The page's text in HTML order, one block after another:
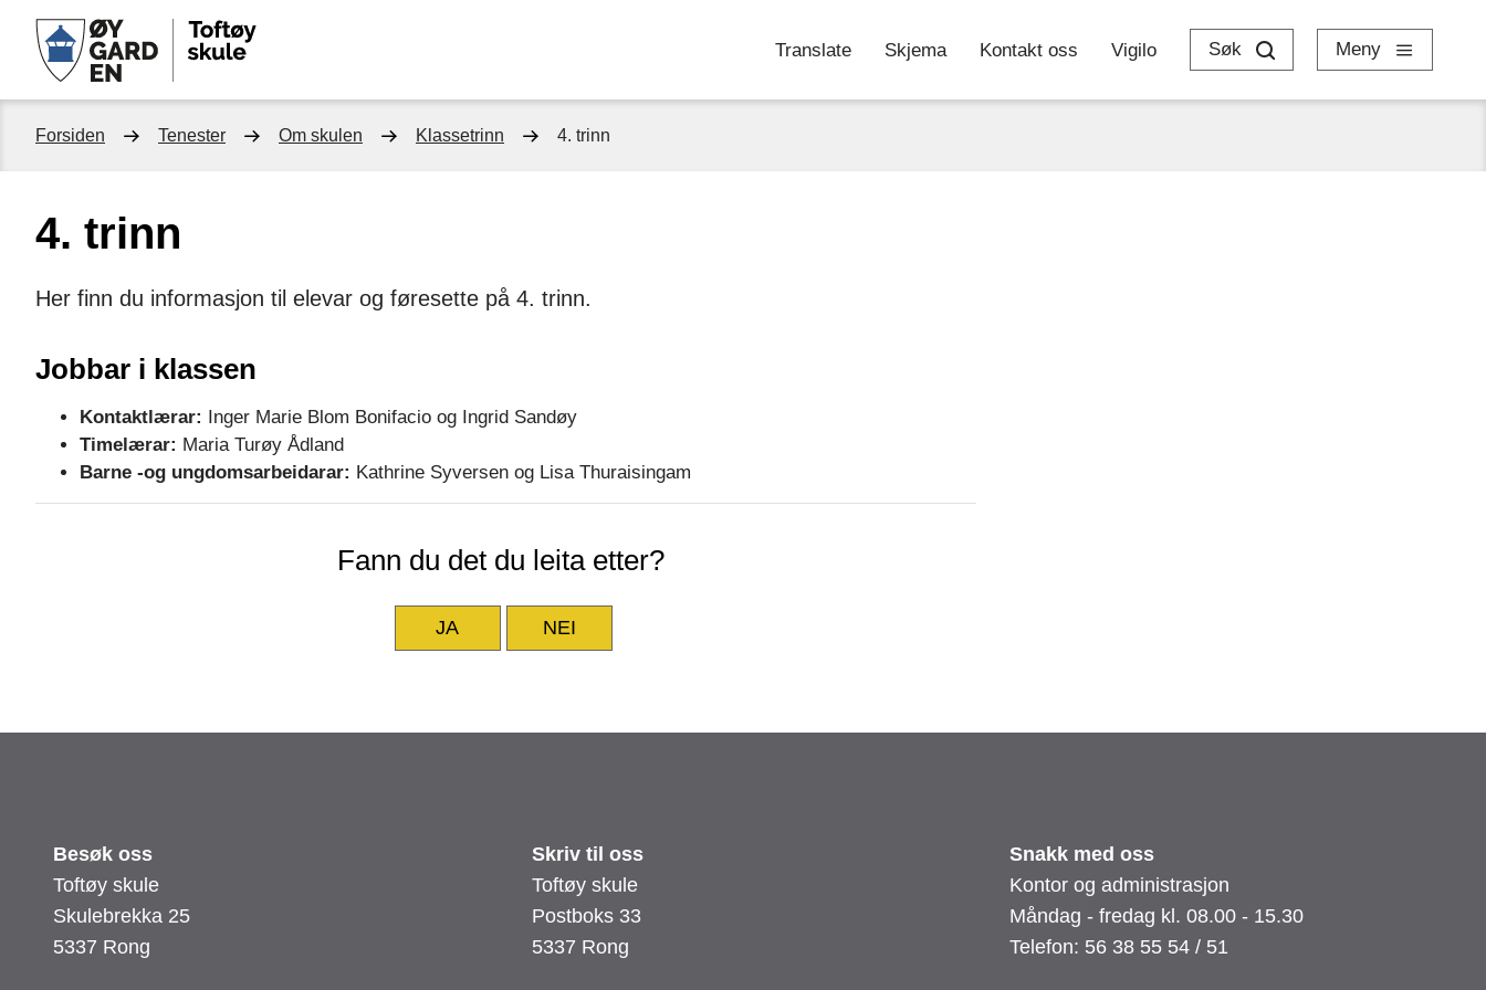
Toftøy
skule
Translate Skjema Kontakt oss Vigilo Søk Meny
Du
her:
Forsiden Tenester Om skulen Klassetrinn 4. trinn
4. trinn
Her finn du informasjon til elevar og føresette på 4. trinn.
Jobbar i klassen
Kontaktlærar: Inger Marie Blom Bonifacio og Ingrid Sandøy
Timelærar: Maria Turøy Ådland
Barne -og ungdomsarbeidarar: Kathrine Syversen og Lisa Thuraisingam
Fann du det du leita etter?
JA NEI
Besøk oss
Toftøy skule
Skulebrekka 25
5337 Rong
Skriv til oss
Toftøy skule
Postboks 33
5337 Rong
Snakk med oss
Kontor og administrasjon
Måndag - fredag kl. 08.00 - 15.30
Telefon: 56 38 55 54 / 51